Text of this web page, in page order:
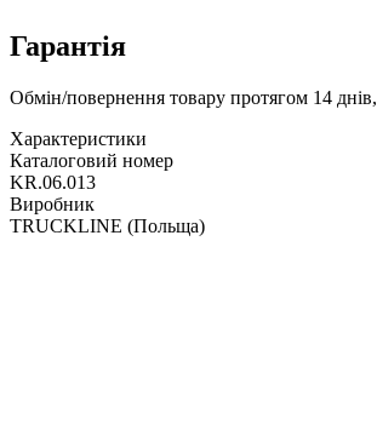
Гарантія
Обмін/повернення товару протягом 14 днів,
Характеристики
Каталоговий номер
KR.06.013
Виробник
TRUCKLINE (Польща)